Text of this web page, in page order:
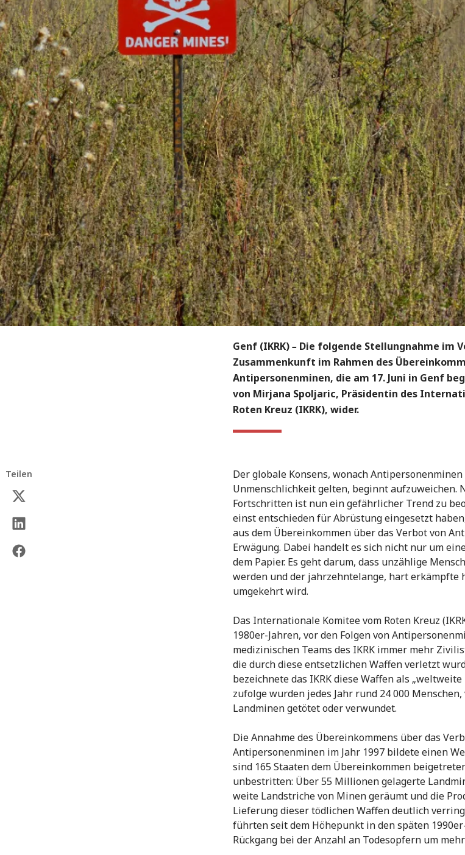
Genf (IKRK)– Die folgende Stellungnahme im
Zusammenkunft im Rahmen des
Antipersonenminen, die am 17. Juni in Genf
von Mirjana Spoljaric, Präsidentin des
Roten Kreuz (IKRK), wider.
Teilen
Der globale Konsens, wonach
Unmenschlichkeit gelten, beginnt aufzuweichen.
Fortschritten ist nun ein gefährlicher Trend zu
einst entschieden für Abrüstung eingesetzt
aus dem Übereinkommen über das Verbot von
Erwägung. Dabei handelt es sich nicht nur um
dem Papier. Es geht darum, dass unzählige
werden und der jahrzehntelange, hart erkämpfte
umgekehrt wird.
Das Internationale Komitee vom Roten Kreuz
1980er-Jahren, vor den Folgen von
medizinischen Teams des IKRK immer mehr
die durch diese entsetzlichen Waffen verletzt
bezeichnete das IKRK diese Waffen als „weltweite
zufolge wurden jedes Jahr rund 24 000
Landminen getötet oder verwundet.
Die Annahme des Übereinkommens über das
Antipersonenminen im Jahr 1997 bildete einen
sind 165 Staaten dem Übereinkommen
unbestritten: Über 55 Millionen gelagerte
weite Landstriche von Minen geräumt und die
Lieferung dieser tödlichen Waffen deutlich
führten seit dem Höhepunkt in den späten
Rückgang bei der Anzahl an Todesopfern um mehr